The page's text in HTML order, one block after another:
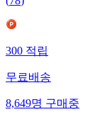
(78)
300적립
무료배송
8,649명구매중